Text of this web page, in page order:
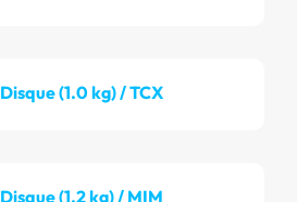
Disque (1.0 kg) / TCX
Disque (1.2 kg) / MIM